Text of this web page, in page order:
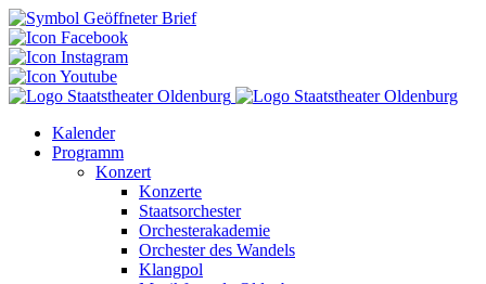
Kalender
Programm
Konzert
Konzerte
Staatsorchester
Orchesterakademie
Orchester des Wandels
Klangpol